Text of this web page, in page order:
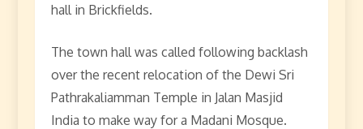
hall in Brickfields.
The town hall was called following backlash
over the recent relocation of the Dewi Sri
Pathrakaliamman Temple in Jalan Masjid
India to make way for a Madani Mosque.